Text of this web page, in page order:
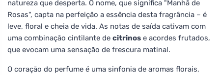
natureza que desperta. O nome, que significa "Manhã de
Rosas", capta na perfeição a essência desta fragrância – é
leve, floral e cheia de vida. As notas de saída cativam com
uma combinação cintilante de citrinos e acordes frutados,
que evocam uma sensação de frescura matinal.
O coração do perfume é uma sinfonia de aromas florais,